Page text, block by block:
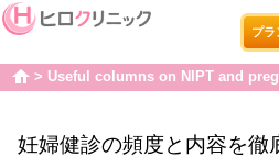
プラ
homeUseful columns on NIPT and
妊婦健診の頻度と内容を徹